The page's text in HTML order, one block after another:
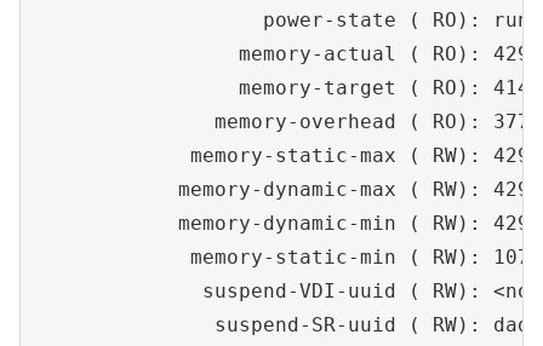
power-state ( RO):
memory-actual ( RO):
memory-target ( RO):
memory-overhead ( RO):
memory-static-max ( RW):
memory-dynamic-max ( RW):
memory-dynamic-min ( RW):
memory-static-min ( RW):
suspend-VDI-uuid ( RW):
suspend-SR-uuid ( RW):